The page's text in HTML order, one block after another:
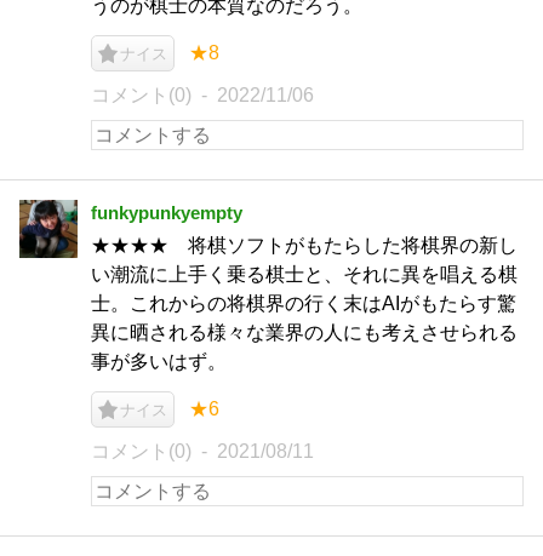
うのが棋士の本質なのだろう。
ナイス ★8
コメント(0) 2022/11/06
funkypunkyempty
★★★★ 将棋ソフトがもたらした将棋界の新し
い潮流に上手く乗る棋士と、それに異を唱える棋
士。これからの将棋界の行く末はAIがもたらす驚
異に晒される様々な業界の人にも考えさせられる
事が多いはず。
ナイス ★6
コメント(0) 2021/08/11